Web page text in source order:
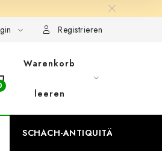
Registrieren
Warenkorb
leeren
SCHACH-ANTIQUITÄTENLADEN